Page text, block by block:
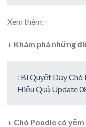
Xem thêm:
+ Khám phá những
: Bí Quyết Dạy Chó
Hiệu Quả Update
+ Chó Poodle có